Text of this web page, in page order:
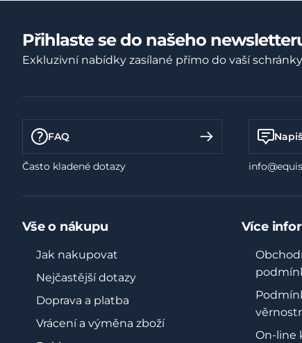
Přihlaste se do našeho
Exkluzivní nabídky zasílané přímo do vaší schránky
FAQ
Často kladené dotazy
Vše o nákupu
Jak nakupovat
Nejčastější dotazy
Doprava a platba
Vrácení a výměna zboží
Více
On-line